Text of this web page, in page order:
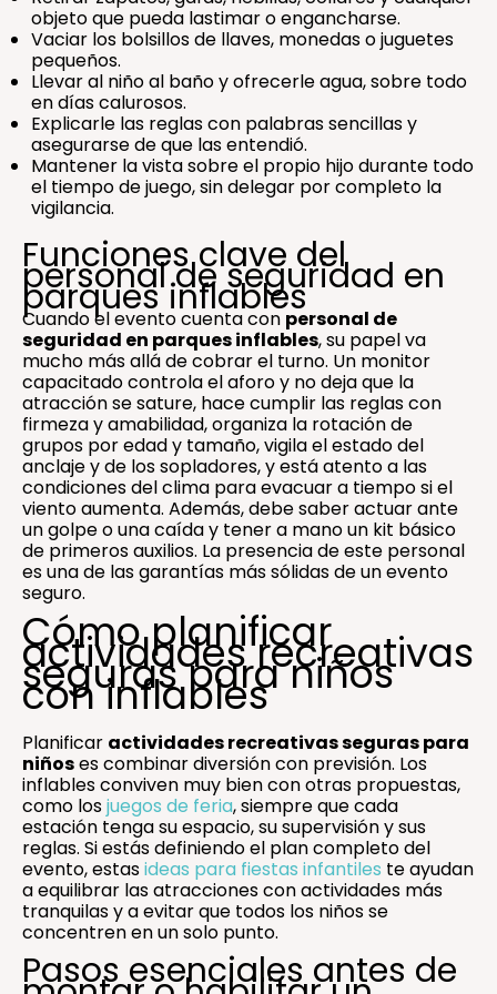
objeto que pueda lastimar o engancharse.
Vaciar los bolsillos de llaves, monedas o juguetes
pequeños.
Llevar al niño al baño y ofrecerle agua, sobre todo
en días calurosos.
Explicarle las reglas con palabras sencillas y
asegurarse de que las entendió.
Mantener la vista sobre el propio hijo durante todo
el tiempo de juego, sin delegar por completo la
vigilancia.
Funciones clave del
personal de seguridad en
parques inflables
Cuando el evento cuenta con personal de
seguridad en parques inflables, su papel va
mucho más allá de cobrar el turno. Un monitor
capacitado controla el aforo y no deja que la
atracción se sature, hace cumplir las reglas con
firmeza y amabilidad, organiza la rotación de
grupos por edad y tamaño, vigila el estado del
anclaje y de los sopladores, y está atento a las
condiciones del clima para evacuar a tiempo si el
viento aumenta. Además, debe saber actuar ante
un golpe o una caída y tener a mano un kit básico
de primeros auxilios. La presencia de este personal
es una de las garantías más sólidas de un evento
seguro.
Cómo planificar
actividades recreativas
seguras para niños
con inflables
Planificar actividades recreativas seguras para
niñoses combinar diversión con previsión. Los
inflables conviven muy bien con otras propuestas,
como losjuegos de feria, siempre que cada
estación tenga su espacio, su supervisión y sus
reglas. Si estás definiendo el plan completo del
evento, estasideas para fiestas infantiles te ayudan
a equilibrar las atracciones con actividades más
tranquilas y a evitar que todos los niños se
concentren en un solo punto.
Pasos esenciales antes de